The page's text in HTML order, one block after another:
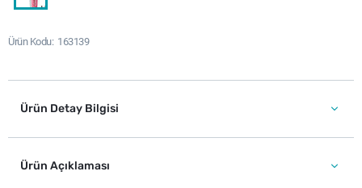
Ürün Kodu 163139
Ürün Detay Bilgisi
Ürün Açıklaması